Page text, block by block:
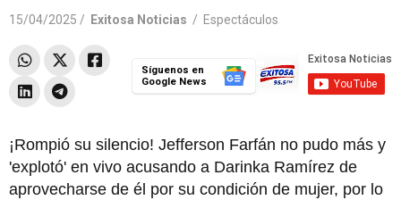
15/04/2025 / Exitosa Noticias / Espectáculos
Síguenos en
Google News
¡Rompió su silencio! Jefferson Farfán no pudo más y
'explotó' en vivo acusando a Darinka Ramírez de
aprovecharse de él por su condición de mujer, por lo